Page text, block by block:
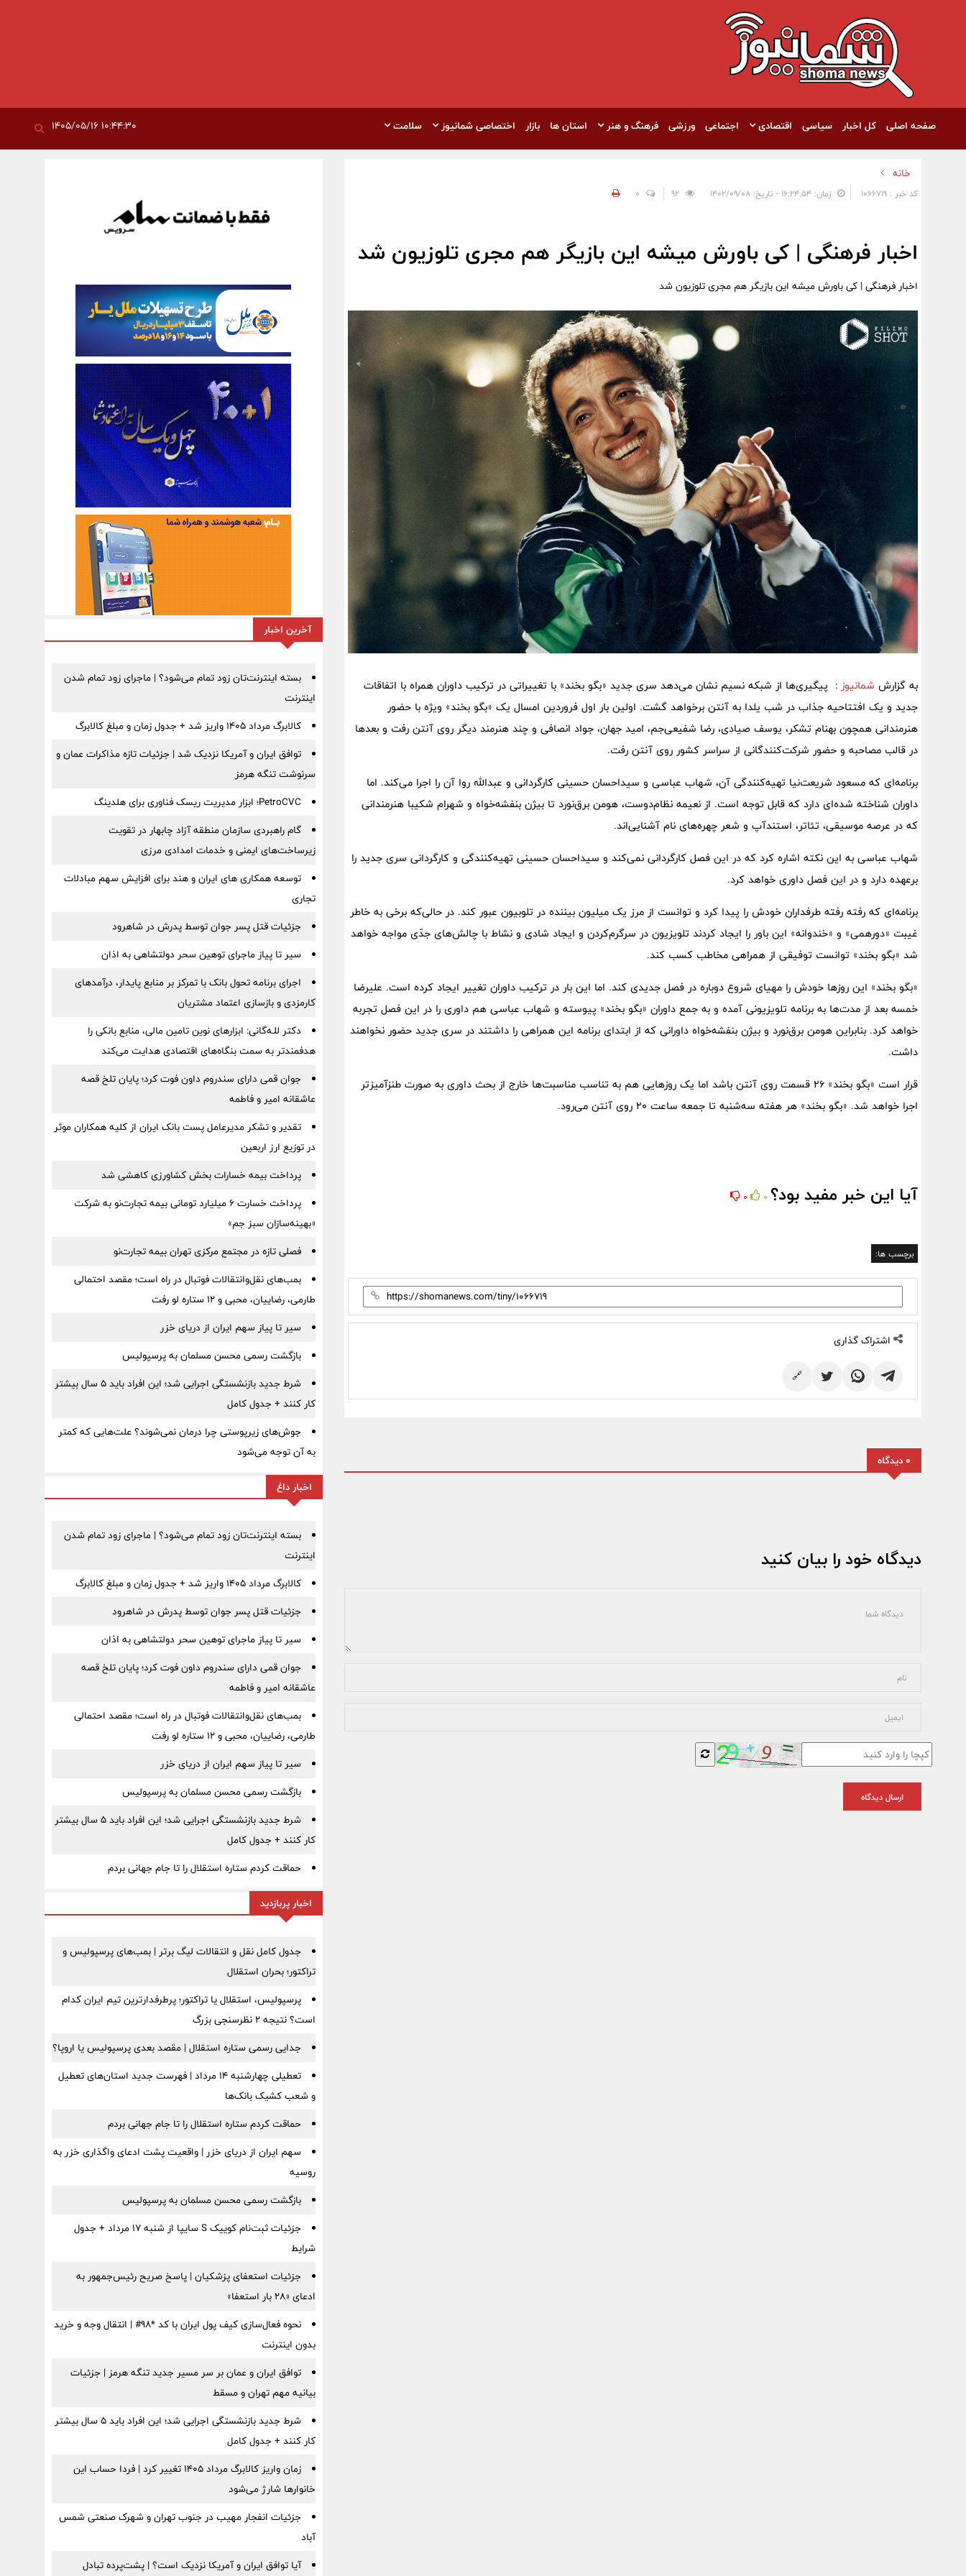
صفحه اصلی کل اخبار سیاسی اقتصادی اجتماعی ورزشی فرهنگ و هنر استان ها بازار اختصاصی شمانیوز سلامت
خانه
کد خبر : 1066719 زمان: ۱۶:۲۴:۵۴ - تاریخ: ۱۴۰۲/۰۹/۰۸ 0
اخبار فرهنگی | کی باورش میشه این بازیگر هم مجری تلوزیون شد
اخبار فرهنگی | کی باورش میشه این بازیگر هم مجری تلوزیون شد
به گزارش شمانیوز : پیگیری‌ها از شبکه نسیم نشان می‌دهد سری جدید «بگو بخند» با تغییراتی در ترکیب داوران همراه با اتفاقات
جدید و یک افتتاحیه جذاب در شب یلدا به آنتن برخواهد گشت. اولین بار اول فروردین‌ امسال یک «بگو بخند» ویژه با حضور
هنرمندانی همچون بهنام تشکر، یوسف صیادی، رضا شفیعی‌جم، امید جهان، جواد انصافی و چند هنرمند دیگر روی آنتن رفت و بعدها
در قالب مصاحبه و حضور شرکت‌کنندگانی از سراسر کشور روی آنتن رفت.
برنامه‌ای که مسعود شریعت‌نیا تهیه‌کنندگی آن، شهاب عباسی و سیداحسان حسینی کارگردانی و عبدالله روا آن را اجرا می‌کند. اما
داوران شناخته شده‌ای دارد که قابل توجه است. از نعیمه نظام‌دوست، هومن برق‌نورد تا بیژن بنفشه‌خواه و شهرام شکیبا هنرمندانی
که در عرصه موسیقی، تئاتر، استندآپ و شعر چهره‌های نام ‌آشنایی‌اند.
شهاب عباسی به این نکته اشاره کرد که در این فصل کارگردانی نمی‌کند و سیداحسان حسینی تهیه‌کنندگی و کارگردانی سری جدید را
برعهده دارد و در این فصل داوری خواهد کرد.
برنامه‌ای که رفته رفته طرفداران خودش را پیدا کرد و توانست از مرز یک میلیون بیننده در تلوبیون عبور کند. در حالی‌که برخی به خاطر
غیبت «دورهمی» و «خندوانه» این باور را ایجاد کردند تلویزیون در سرگرم‌کردن و ایجاد شادی و نشاط با چالش‌های جدّی مواجه خواهد
شد «بگو بخند» توانست توفیقی از همراهی مخاطب کسب کند.
«بگو بخند» این روزها خودش را مهیای شروع دوباره در فصل جدیدی کند. اما این بار در ترکیب داوران تغییر ایجاد کرده است. علیرضا
خمسه بعد از مدت‌ها به برنامه تلویزیونی آمده و به جمع داوران «بگو بخند» پیوسته و شهاب عباسی هم داوری را در این فصل تجربه
خواهد کرد. بنابراین هومن برق‌نورد و بیژن بنفشه‌خواه داورانی که از ابتدای برنامه این همراهی را داشتند در سری جدید حضور نخواهند
داشت.
قرار است «بگو بخند» ۲۶ قسمت روی آنتن باشد اما یک روزهایی هم به تناسب مناسبت‌ها خارج از بحث داوری به صورت طنزآمیزتر
اجرا خواهد شد. «بگو بخند» هر هفته سه‌شنبه تا جمعه ساعت ۲۰ روی آنتن می‌رود.
آیا این خبر مفید بود؟ 0
0
برچسب ها:
اشتراک گذاری
🔗
0 دیدگاه
دیدگاه خود را بیان کنید
ارسال دیدگاه
آخرین اخبار
بسته اینترنت‌تان زود تمام می‌شود؟ | ماجرای زود تمام شدن
اینترنت
کالابرگ مرداد ۱۴۰۵ واریز شد + جدول زمان و مبلغ کالابرگ
توافق ایران و آمریکا نزدیک شد | جزئیات تازه مذاکرات عمان و
سرنوشت تنگه هرمز
PetroCVC؛ ابزار مدیریت ریسک فناوری برای هلدینگ
گام راهبردی سازمان منطقه آزاد چابهار در تقویت
زیرساخت‌های ایمنی و خدمات امدادی مرزی
توسعه همکاری های ایران و هند برای افزایش سهم مبادلات
تجاری
جزئیات قتل پسر جوان توسط پدرش در شاهرود
سیر تا پیاز ماجرای توهین سحر دولتشاهی به اذان
اجرای برنامه تحول بانک با تمرکز بر منابع پایدار، درآمدهای
کارمزدی و بازسازی اعتماد مشتریان
دکتر للـه‌گانی: ابزارهای نوین تامین مالی، منابع بانکی را
هدفمندتر به سمت بنگاه‌های اقتصادی هدایت می‌کند
جوان قمی دارای سندروم داون فوت کرد؛ پایان تلخ قصه
عاشقانه امیر و فاطمه
تقدیر و تشکر مدیرعامل پست بانک ایران از کلیه همکاران موثر
در توزیع ارز اربعین
پرداخت بیمه خسارات بخش کشاورزی کاهشی شد
پرداخت خسارت ۶ میلیارد تومانی بیمه تجارت‌نو به شرکت
«بهینه‌سازان سبز جم»
فصلی تازه در مجتمع مرکزی تهران بیمه تجارت‌نو
بمب‌های نقل‌وانتقالات فوتبال در راه است؛ مقصد احتمالی
طارمی، رضاییان، محبی و ۱۲ ستاره لو رفت
سیر تا پیاز سهم ایران از دریای خزر
بازگشت رسمی محسن مسلمان به پرسپولیس
شرط جدید بازنشستگی اجرایی شد؛ این افراد باید ۵ سال بیشتر
کار کنند + جدول کامل
جوش‌های زیرپوستی چرا درمان نمی‌شوند؟ علت‌هایی که کمتر
به آن توجه می‌شود
اخبار داغ
بسته اینترنت‌تان زود تمام می‌شود؟ | ماجرای زود تمام شدن
اینترنت
کالابرگ مرداد ۱۴۰۵ واریز شد + جدول زمان و مبلغ کالابرگ
جزئیات قتل پسر جوان توسط پدرش در شاهرود
سیر تا پیاز ماجرای توهین سحر دولتشاهی به اذان
جوان قمی دارای سندروم داون فوت کرد؛ پایان تلخ قصه
عاشقانه امیر و فاطمه
بمب‌های نقل‌وانتقالات فوتبال در راه است؛ مقصد احتمالی
طارمی، رضاییان، محبی و ۱۲ ستاره لو رفت
سیر تا پیاز سهم ایران از دریای خزر
بازگشت رسمی محسن مسلمان به پرسپولیس
شرط جدید بازنشستگی اجرایی شد؛ این افراد باید ۵ سال بیشتر
کار کنند + جدول کامل
حماقت کردم ستاره استقلال را تا جام جهانی بردم
اخبار پربازدید
جدول کامل نقل و انتقالات لیگ برتر | بمب‌های پرسپولیس و
تراکتور؛ بحران استقلال
پرسپولیس، استقلال یا تراکتور؛ پرطرفدارترین تیم ایران کدام
است؟ نتیجه ۲ نظرسنجی بزرگ
جدایی رسمی ستاره استقلال | مقصد بعدی پرسپولیس یا اروپا؟
تعطیلی چهارشنبه ۱۴ مرداد | فهرست جدید استان‌های تعطیل
و شعب کشیک بانک‌ها
حماقت کردم ستاره استقلال را تا جام جهانی بردم
سهم ایران از دریای خزر | واقعیت پشت ادعای واگذاری خزر به
روسیه
بازگشت رسمی محسن مسلمان به پرسپولیس
جزئیات ثبت‌نام کوییک S سایپا از شنبه ۱۷ مرداد + جدول
شرایط
جزئیات استعفای پزشکیان | پاسخ صریح رئیس‌جمهور به
ادعای «۲۸ بار استعفا»
نحوه فعال‌سازی کیف پول ایران با کد *98# | انتقال وجه و خرید
بدون اینترنت
توافق ایران و عمان بر سر مسیر جدید تنگه هرمز | جزئیات
بیانیه مهم تهران و مسقط
شرط جدید بازنشستگی اجرایی شد؛ این افراد باید ۵ سال بیشتر
کار کنند + جدول کامل
زمان واریز کالابرگ مرداد ۱۴۰۵ تغییر کرد | فردا حساب این
خانوارها شارژ می‌شود
جزئیات انفجار مهیب در جنوب تهران و شهرک صنعتی شمس
آباد
آیا توافق ایران و آمریکا نزدیک است؟ | پشت‌پرده تبادل